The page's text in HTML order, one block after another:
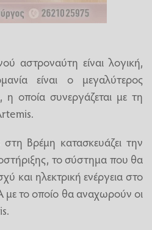
αστροναύτη είναι λογική,
είναι ο μεγαλύτερος
οποία συνεργάζεται με τη
Βρέμη κατασκευάζει την
το σύστημα που θα
και ηλεκτρική ενέργεια στο
το οποίο θα αναχωρούν οι